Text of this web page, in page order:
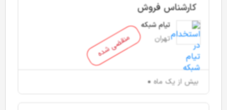
منقضی شده
کارشناس فروش
تیام شبکه
تهران
بیش از یک ماه